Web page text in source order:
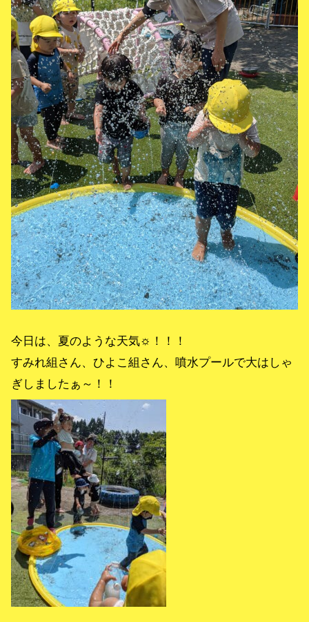
今日は、夏のような天気☼！！！
すみれ組さん、ひよこ組さん、噴水プールで大はしゃ
ぎしましたぁ～！！